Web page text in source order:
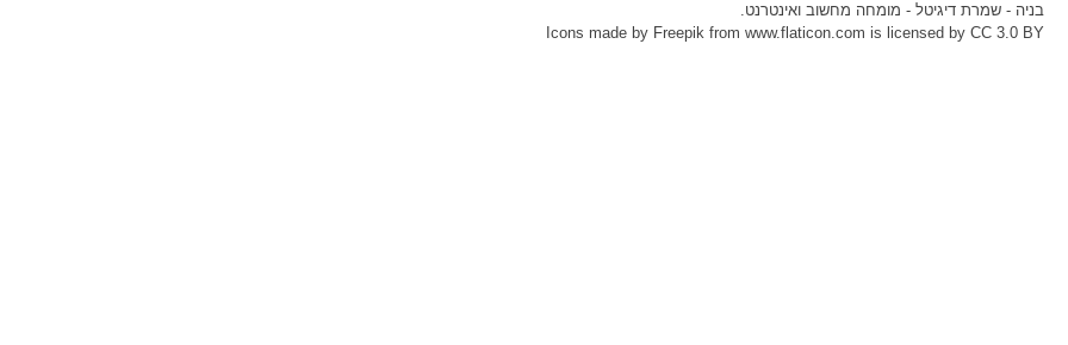
בניה - שמרת דיגיטל - מומחה מחשוב ואינטרנט.
Icons made by Freepik from www.flaticon.com is licensed by CC 3.0 BY